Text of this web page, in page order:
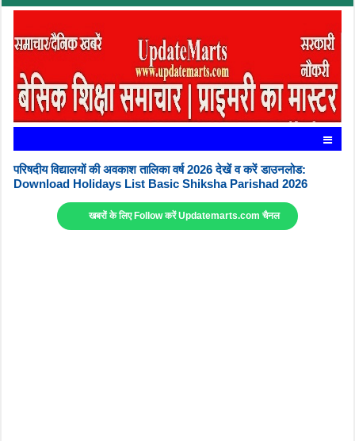
परिषदीय विद्यालयों की अवकाश तालिका वर्ष 2026 देखें व करें डाउनलोड:
Download Holidays List Basic Shiksha Parishad 2026
खबरों के लिए Follow करें Updatemarts.com चैनल